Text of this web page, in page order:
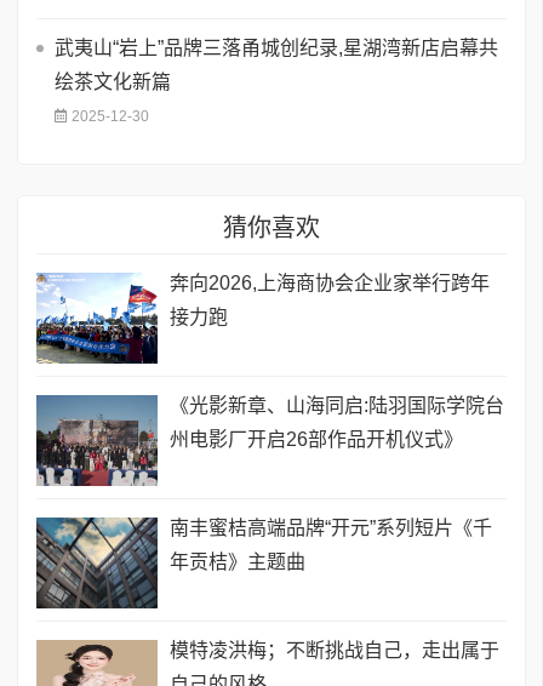
武夷山“岩上”品牌三落甬城创纪录,星湖湾新店启幕共
绘茶文化新篇
2025-12-30
猜你喜欢
奔向2026,上海商协会企业家举行跨年
接力跑
《光影新章、山海同启:陆羽国际学院台
州电影厂开启26部作品开机仪式》
南丰蜜桔高端品牌“开元”系列短片《千
年贡桔》主题曲
模特凌洪梅；不断挑战自己，走出属于